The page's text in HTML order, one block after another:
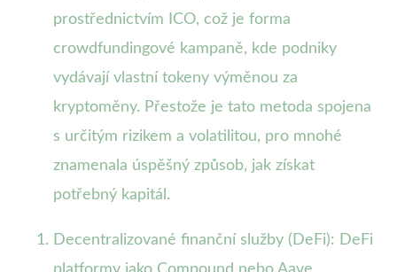
prostřednictvím ICO, což je forma
crowdfundingové kampaně, kde podniky
vydávají vlastní tokeny výměnou za
kryptoměny. Přestože je tato metoda spojena
s určitým rizikem a volatilitou, pro mnohé
znamenala úspěšný způsob, jak získat
potřebný kapitál.
Decentralizované finanční služby (DeFi): DeFi